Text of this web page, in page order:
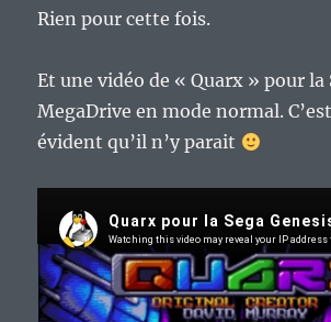
Rien pour cette fois.
Et une vidéo de « Quarx » pour la
MegaDrive en mode normal.
évident qu’il n’y parait